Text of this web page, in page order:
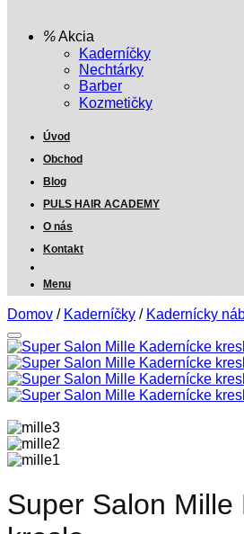
Akcia
Kaderníčky
Nechtárky
Barber
Kozmetičky
Úvod
Obchod
Blog
PULS HAIR ACADEMY
O nás
Kontakt
Menu
Domov / Kaderníčky / Kadernícky
Super Salon Mille